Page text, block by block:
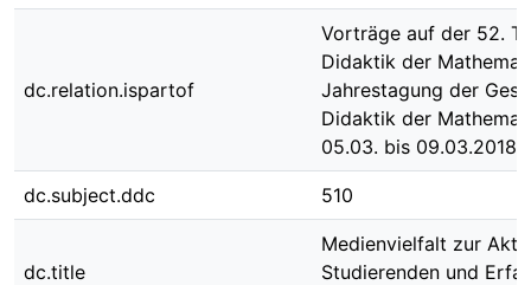
dc.relation.ispartof
Vorträge auf der 52.
Didaktik der
Jahrestagung der
Didaktik der
05.03. bis 09.03.2018
dc.subject.ddc 510
dc.title
Medienvielfalt zur
Studierenden und